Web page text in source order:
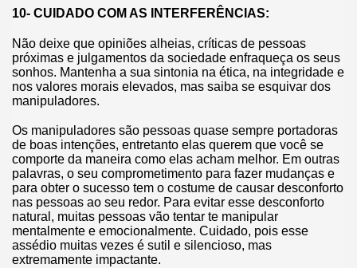
10- CUIDADO COM AS INTERFERÊNCIAS:
Não deixe que opiniões alheias, críticas de pessoas
próximas e julgamentos da sociedade enfraqueça os seus
sonhos. Mantenha a sua sintonia na ética, na integridade e
nos valores morais elevados, mas saiba se esquivar dos
manipuladores.
Os manipuladores são pessoas quase sempre portadoras
de boas intenções, entretanto elas querem que você se
comporte da maneira como elas acham melhor. Em outras
palavras, o seu comprometimento para fazer mudanças e
para obter o sucesso tem o costume de causar desconforto
nas pessoas ao seu redor. Para evitar esse desconforto
natural, muitas pessoas vão tentar te manipular
mentalmente e emocionalmente. Cuidado, pois esse
assédio muitas vezes é sutil e silencioso, mas
extremamente impactante.